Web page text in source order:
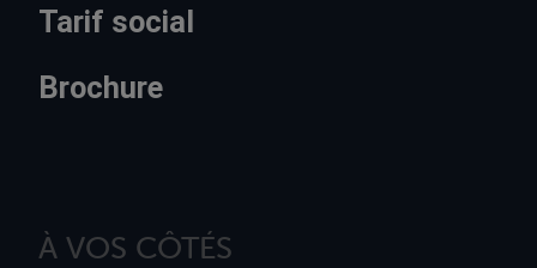
Tarif social
Brochure
À VOS CÔTÉS